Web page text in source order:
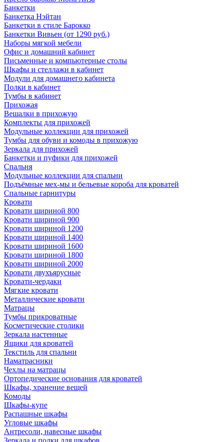
Банкетки
Банкетка Нэйтан
Банкетки в стиле Барокко
Банкетки Вивьен (от 1290 руб.)
Наборы мягкой мебели
Офис и домашний кабинет
Письменные и компьютерные столы
Шкафы и стеллажи в кабинет
Модули для домашнего кабинета
Полки в кабинет
Тумбы в кабинет
Прихожая
Вешалки в прихожую
Комплекты для прихожей
Модульные коллекции для прихожей
Тумбы для обуви и комоды в прихожую
Зеркала для прихожей
Банкетки и пуфики для прихожей
Спальня
Модульные коллекции для спальни
Подъёмные мех-мы и бельевые короба для кроватей
Спальные гарнитуры
Кровати
Кровати шириной 800
Кровати шириной 900
Кровати шириной 1200
Кровати шириной 1400
Кровати шириной 1600
Кровати шириной 1800
Кровати шириной 2000
Кровати двухъярусные
Кровати-чердаки
Мягкие кровати
Металлические кровати
Матрацы
Тумбы прикроватные
Косметические столики
Зеркала настенные
Ящики для кроватей
Текстиль для спальни
Наматрасники
Чехлы на матрацы
Ортопедические основания для кроватей
Шкафы, хранение вещей
Комоды
Шкафы-купе
Распашные шкафы
Угловые шкафы
Антресоли, навесные шкафы
Зеркала и полки для шкафов